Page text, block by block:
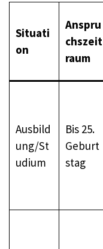
Situati
on
Anspru
chszeit
raum
Ausbild
ung/St
udium
Bis 25.
Geburt
stag